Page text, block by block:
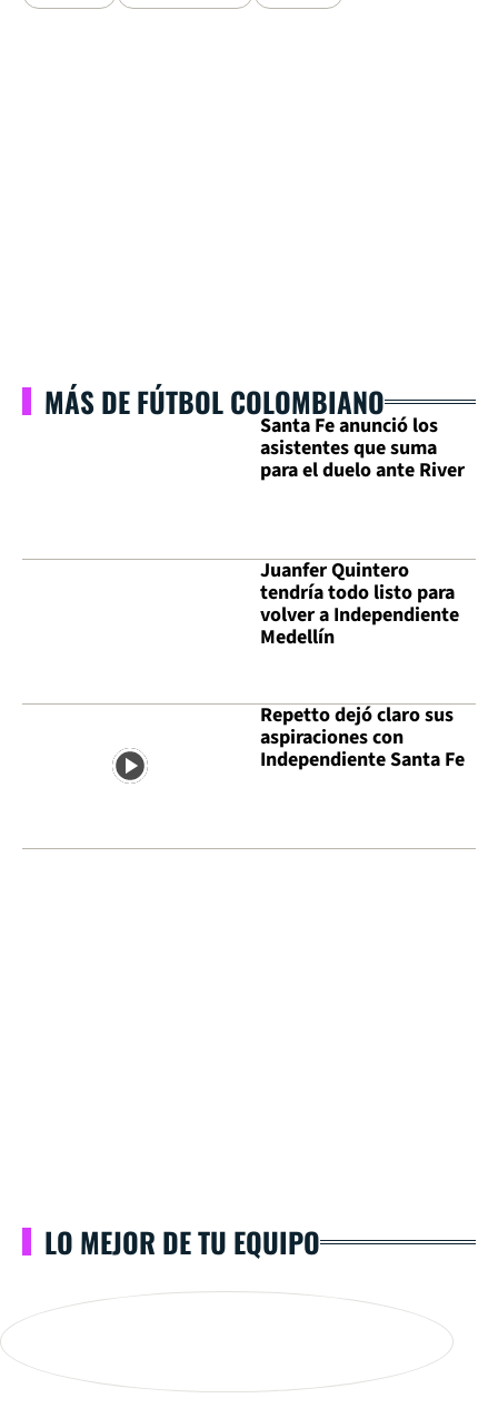
MÁS DE FÚTBOL COLOMBIANO
Santa Fe anunció los
asistentes que suma
para el duelo ante River
Juanfer Quintero
tendría todo listo para
volver a Independiente
Medellín
Repetto dejó claro sus
aspiraciones con
Independiente Santa Fe
LO MEJOR DE TU EQUIPO